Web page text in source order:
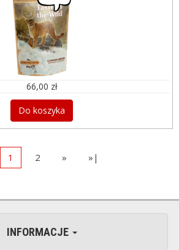
66,00 zł
Do koszyka
1 2 » »|
INFORMACJE